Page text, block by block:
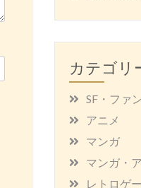
カテゴリ
SF・ファ
アニメ
マンガ
マンガ・
レトロゲ